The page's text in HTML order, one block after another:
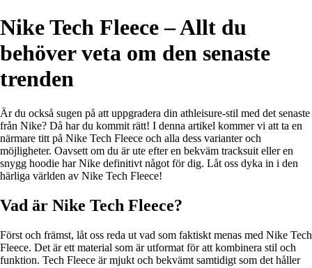
Nike Tech Fleece – Allt du
behöver veta om den senaste
trenden
Är du också sugen på att uppgradera din athleisure-stil med det senaste
från Nike? Då har du kommit rätt! I denna artikel kommer vi att ta en
närmare titt på Nike Tech Fleece och alla dess varianter och
möjligheter. Oavsett om du är ute efter en bekväm tracksuit eller en
snygg hoodie har Nike definitivt något för dig. Låt oss dyka in i den
härliga världen av Nike Tech Fleece!
Vad är Nike Tech Fleece?
Först och främst, låt oss reda ut vad som faktiskt menas med Nike Tech
Fleece. Det är ett material som är utformat för att kombinera stil och
funktion. Tech Fleece är mjukt och bekvämt samtidigt som det håller